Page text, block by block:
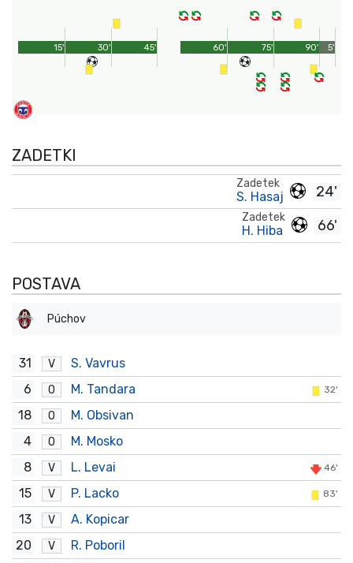
45'
15' 30' 90'
60' 75' 5'
ZADETKI
24'
Zadetek
S. Hasaj
66'
Zadetek
H. Hiba
POSTAVA
Púchov
31 V
S. Vavrus
6
O M. Tandara 32'
18 O
M. Obsivan
4
O
M. Mosko
8
V L. Levai 46'
15 V P. Lacko 83'
13 V
A. Kopicar
20
V
R. Poboril